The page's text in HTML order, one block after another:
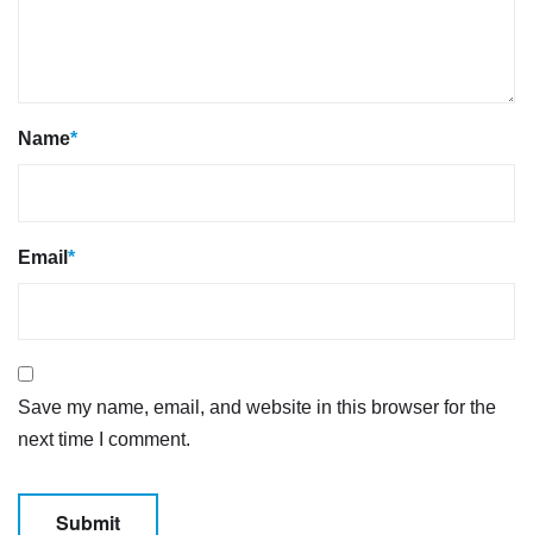
Name*
Email *
Save my name, email, and website in this browser for the
next time I comment.